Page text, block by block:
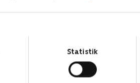
Statistik